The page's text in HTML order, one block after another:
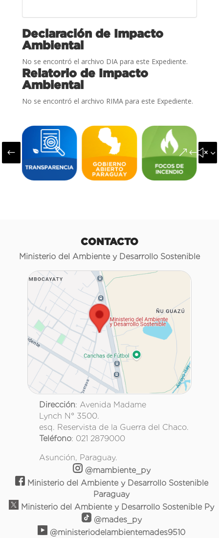
Declaración de Impacto
Ambiental
No se encontró el archivo DIA para este Expediente.
Relatorio de Impacto
Ambiental
No se encontró el archivo RIMA para este Expediente.
#
CONTACTO
Ministerio del Ambiente y Desarrollo Sostenible
Dirección: Avenida Madame
Lynch N° 3500.
esq. Reservista de la Guerra del Chaco.
Teléfono: 021 2879000
Asunción, Paraguay.
@mambiente_py
Ministerio del Ambiente y Desarrollo Sostenible
Paraguay
Ministerio del Ambiente y Desarrollo Sostenible Py
@mades_py
@ministeriodelambientemades9510